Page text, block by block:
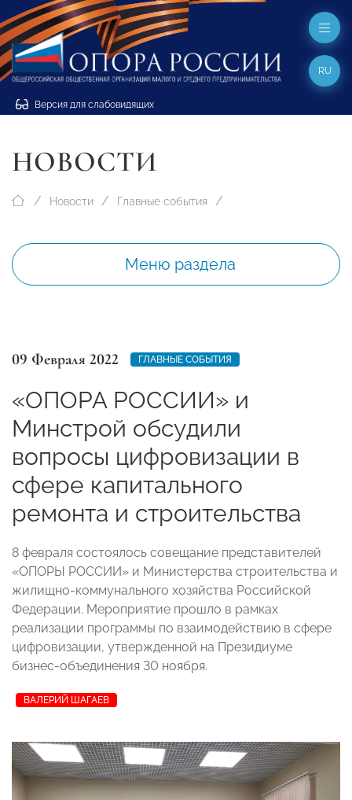
Версия для слабовидящих
RU
НОВОСТИ
Новости Главные события
Меню раздела
09 Февраля 2022 ГЛАВНЫЕ СОБЫТИЯ
«ОПОРА РОССИИ» и
Минстрой обсудили
вопросы цифровизации в
сфере капитального
ремонта и строительства
8 февраля состоялось совещание представителей
«ОПОРЫ РОССИИ» и Министерства строительства и
жилищно-коммунального хозяйства Российской
Федерации. Мероприятие прошло в рамках
реализации программы по взаимодействию в сфере
цифровизации, утвержденной на Президиуме
бизнес-объединения 30 ноября.
ВАЛЕРИЙ ШАГАЕВ